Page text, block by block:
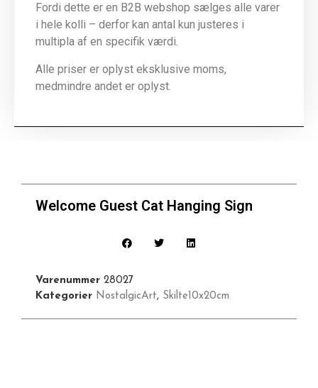
Fordi dette er en B2B webshop sælges alle varer
i hele kolli – derfor kan antal kun justeres i
multipla af en specifik værdi.
Alle priser er oplyst eksklusive moms,
medmindre andet er oplyst.
Welcome Guest Cat Hanging Sign
Varenummer 28027
Kategorier NostalgicArt, Skilte10x20cm